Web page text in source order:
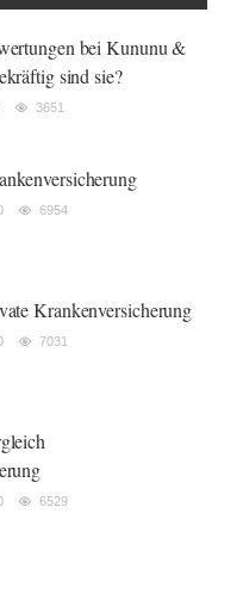
bei Kununu &
sind sie?
3651
6954
Krankenversicherung
7031
6529